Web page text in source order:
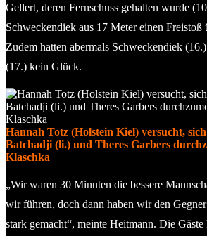
Gellert, deren Fernschuss gehalten wurde
Schweckendiek aus 17 Meter einen Freistoß
Zudem hatten abermals Schweckendiek
(17.) kein Glück.
Hannah Totz (Holstein Kiel) versucht,
Batchadji (li.) und Theres Garbers
Klaschka
„Wir waren 30 Minuten die bessere
wir führen, doch dann haben wir den
stark gemacht“, meinte Heitmann. Die